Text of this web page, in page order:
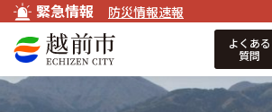
緊急情報 防災情報速報
よくある
質問